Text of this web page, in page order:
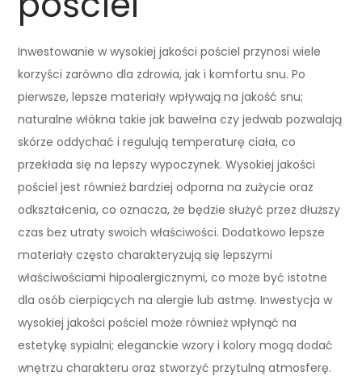
Inwestowanie w wysokiej jakości pościel przynosi wiele
korzyści zarówno dla zdrowia, jak i komfortu snu. Po
pierwsze, lepsze materiały wpływają na jakość snu;
naturalne włókna takie jak bawełna czy jedwab pozwalają
skórze oddychać i regulują temperaturę ciała, co
przekłada się na lepszy wypoczynek. Wysokiej jakości
pościel jest również bardziej odporna na zużycie oraz
odkształcenia, co oznacza, że będzie służyć przez dłuższy
czas bez utraty swoich właściwości. Dodatkowo lepsze
materiały często charakteryzują się lepszymi
właściwościami hipoalergicznymi, co może być istotne
dla osób cierpiących na alergie lub astmę. Inwestycja w
wysokiej jakości pościel może również wpłynąć na
estetykę sypialni; eleganckie wzory i kolory mogą dodać
wnętrzu charakteru oraz stworzyć przytulną atmosferę.